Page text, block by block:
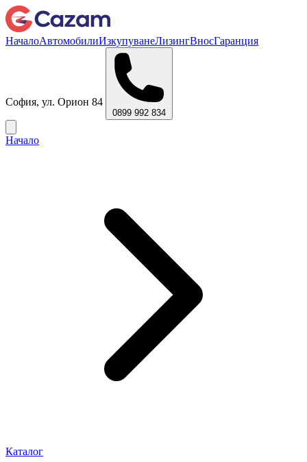
НачалоАвтомобилиИзкупуванеЛизингВносГаранция
София, ул. Орион 84
0899 992 834
Начало
Каталог